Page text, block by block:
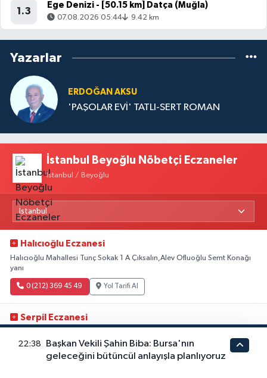
1.3
Ege Denizi - [50.15 km] Datça (Muğla)
07.08.2026 05:44 9.42 km
Yazarlar
ERDOĞAN AKSU
'PAŞOLAR EVİ' TATLI-SERT ROMAN
İstanbul Beyoğlu Nöbetçi Eczaneler
İstanbul / Beyoğlu
Halıcıoğlu Eczanesi
Halıcıoğlu Mahallesi Tunç Sokak 1 A Çıksalın,Alev Ofluoğlu Semt Konağı
yanı
0 (212) 369 45 49 Yol Tarifi Al
Serpil Eczanesi
Cephesinde
0 (212) 251 26 83 Yol Tarifi Al
22:38
Başkan Vekili Şahin Biba: Bursa'nın
geleceğini bütüncül anlayışla planlıyoruz